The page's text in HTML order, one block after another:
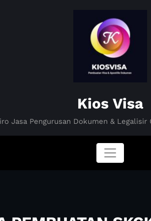
Kios Visa
Jasa Pengurusan Dokumen & Legalisir